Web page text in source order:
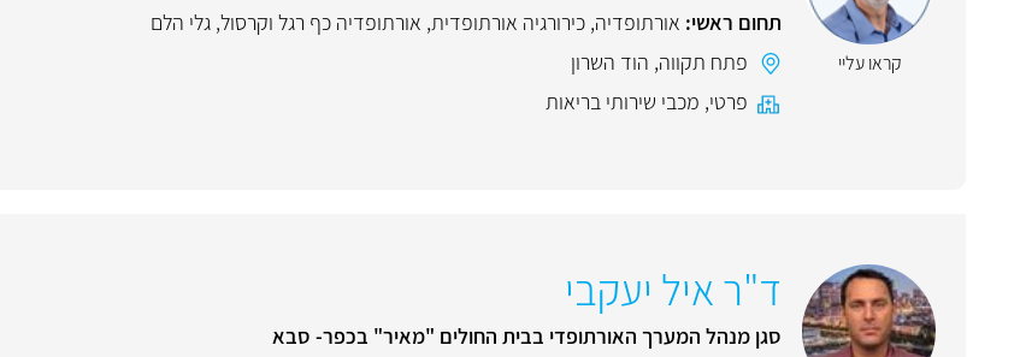
קראו עליי
תחום ראשי: אורתופדיה, כירורגיה אורתופדית, אורתופדיה כף רגל וקרסול, גלי הלם
פתח תקווה, הוד השרון
פרטי, מכבי שירותי בריאות
ד"ר איל יעקבי
סגן מנהל המערך האורתופדי בבית החולים "מאיר" בכפר- סבא